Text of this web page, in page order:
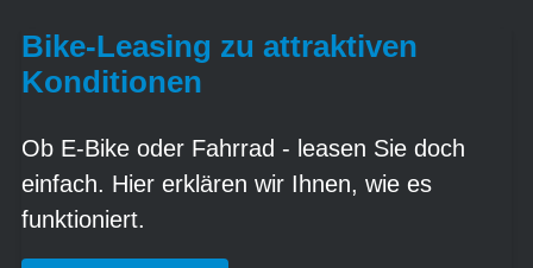
Bike-Leasing zu attraktiven
Konditionen
Ob E-Bike oder Fahrrad - leasen Sie doch
einfach. Hier erklären wir Ihnen, wie es
funktioniert.